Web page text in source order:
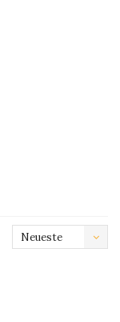
Neueste